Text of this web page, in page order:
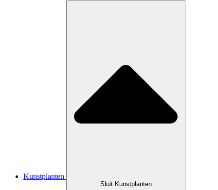
Kunstplanten
Sluit Kunstplanten